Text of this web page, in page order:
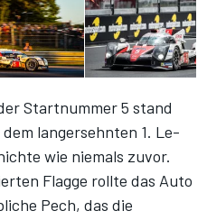
Startnummer 5 stand
langersehnten 1. Le-
wie niemals zuvor.
Flagge rollte das Auto
Pech, das die